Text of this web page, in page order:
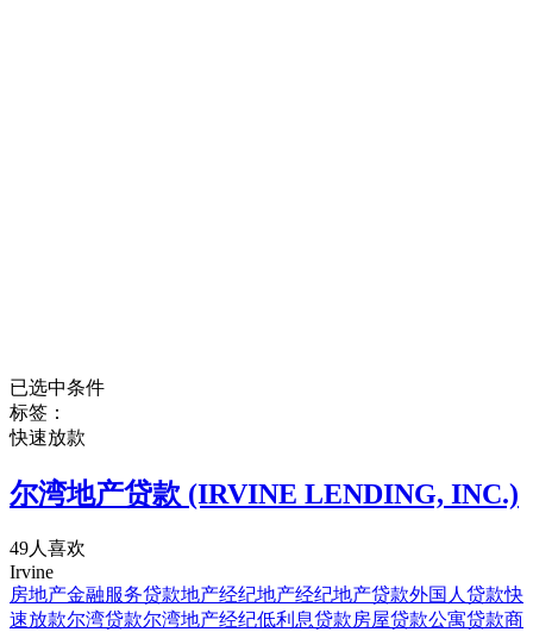
已选中条件
标签：
快速放款
尔湾地产贷款 (IRVINE LENDING, INC.)
49人喜欢
Irvine
房地产金融服务贷款地产经纪地产经纪地产贷款外国人贷款快
速放款尔湾贷款尔湾地产经纪低利息贷款房屋贷款公寓贷款商